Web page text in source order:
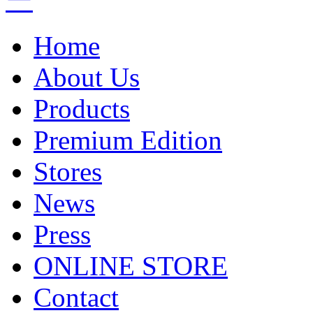
Home
About Us
Products
Premium Edition
Stores
News
Press
ONLINE STORE
Contact